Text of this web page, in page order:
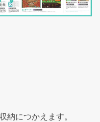
納につかえます。